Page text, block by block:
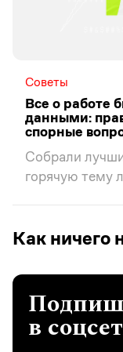
Советы
Все о работе
данными:
спорные
Собрали
горячую тему
Как ничего
в